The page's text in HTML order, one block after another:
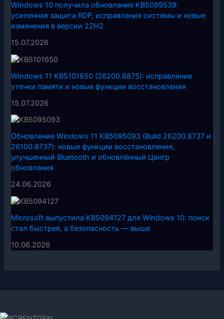
Windows 10 получила обновление KB5099539:
усиленная защита RDP, исправления системы и новые
изменения в версии 22H2
15.07.2026
Windows 11 KB5101650 (26200.8875): исправление
утечки памяти и новые функции восстановления
15.07.2026
Обновление Windows 11 KB5095093 (Build 26200.8737 и
26100.8737): новые функции восстановления,
улучшенный Bluetooth и обновлённый Центр
обновления
24.06.2026
Microsoft выпустила KB5094127 для Windows 10: поиск
стал быстрее, а безопасность — выше
10.06.2026